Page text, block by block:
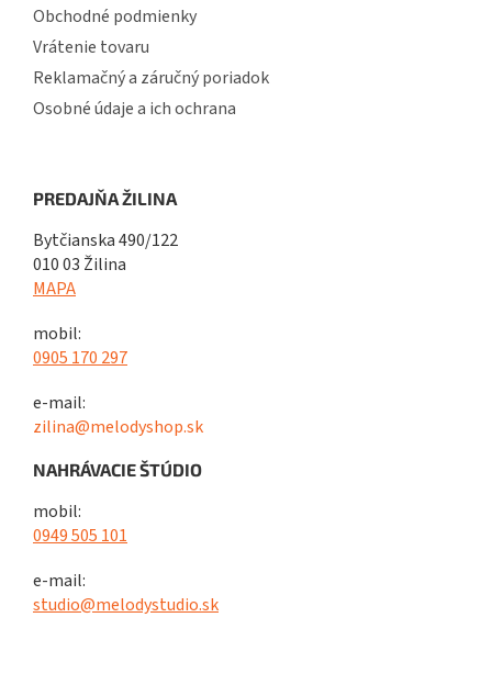
Obchodné podmienky
Vrátenie tovaru
Reklamačný a záručný poriadok
Osobné údaje a ich ochrana
PREDAJŇA ŽILINA
Bytčianska 490/122
010 03 Žilina
MAPA
mobil:
0905 170 297
e-mail:
zilina@melodyshop.sk
NAHRÁVACIE ŠTÚDIO
mobil:
0949 505 101
e-mail:
studio@melodystudio.sk